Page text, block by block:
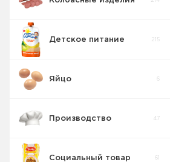
Детское питание 215
Яйцо 6
Производство 47
Социальный товар 61